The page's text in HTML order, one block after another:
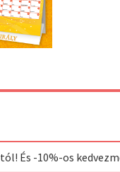
És -10%-os